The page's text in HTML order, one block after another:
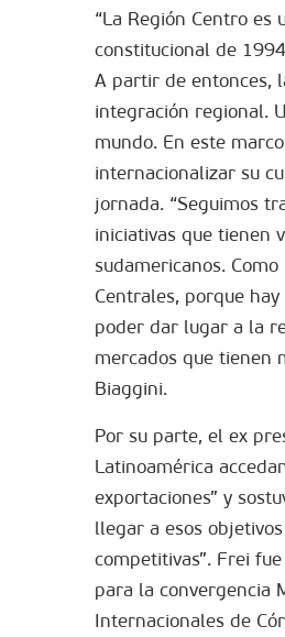
“La Región Centro
constitucional de
A partir de entonces,
integración regional.
mundo. En este
internacionalizar su
jornada. “Seguimos
iniciativas que tienen
sudamericanos.
Centrales, porque
poder dar lugar a la
mercados que tienen
Biaggini.
Por su parte, el ex
Latinoamérica
exportaciones” y
llegar a esos
competitivas”. Frei
para la convergencia
Internacionales de